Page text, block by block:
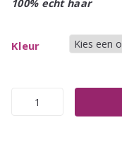
100% echt haar
Kleur
Balmain